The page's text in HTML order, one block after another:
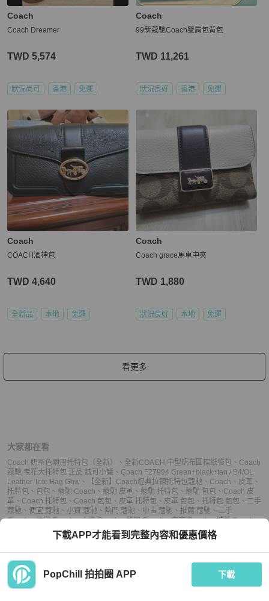
Coach
Coach Dreamer
TWD 5,574
狀況尚可 香港 免運
Coach
99新蔻馳Coach雙肩包背包
TWD 11,261
狀況良好 香港 免運
Coach
COACH酒神包
TWD 4,640
全新品 本地 免運
Coach
Coach grace馬車中夾
TWD 1,880
狀況良好 本地 免運
看更多
大家都在看
Coach 奶茶色兩用托特包（全新） 、 全新COACH 中型帆布圓標紙袋包 、 Coach
蔻馳 老花大托特包 正品 誠可小議 、 Coach F27994 Green+black+tan / B4/OL
Leather Tote Bag Ghw 、 【全新】Coach經典拉鍊托特包 蔻馳 、 Coach 、 皮革 、
托特包 、 包包 、 蔻馳 Coach 、 蔻馳 皮革 、 蔻馳 托特包 、 蔻馳 包包 、 Coach 皮
革 、 Coach 托特包 、 Coach 包包 、 皮革 托特包 、 皮革 包包 、 托特包 包包 、 二手
蔻馳 、 便宜 蔻馳 、 小資 蔻馳 、 熱門 蔻馳 、 中古 蔻馳 、 推薦 蔻馳 、 二手
Coach、便宜 Coach、小資 Coach、熱門 Coach、中古 Coach、推薦 Coach、
便宜 托特包、 小資 托特包、熱門 托特包、中古 托特包
二手 包包 、便宜 包包、小資 包包、熱門 包包、中古 包包、
下載APP才能看到完整內容和優惠價格
PopChill 拍拍圈 APP 下載